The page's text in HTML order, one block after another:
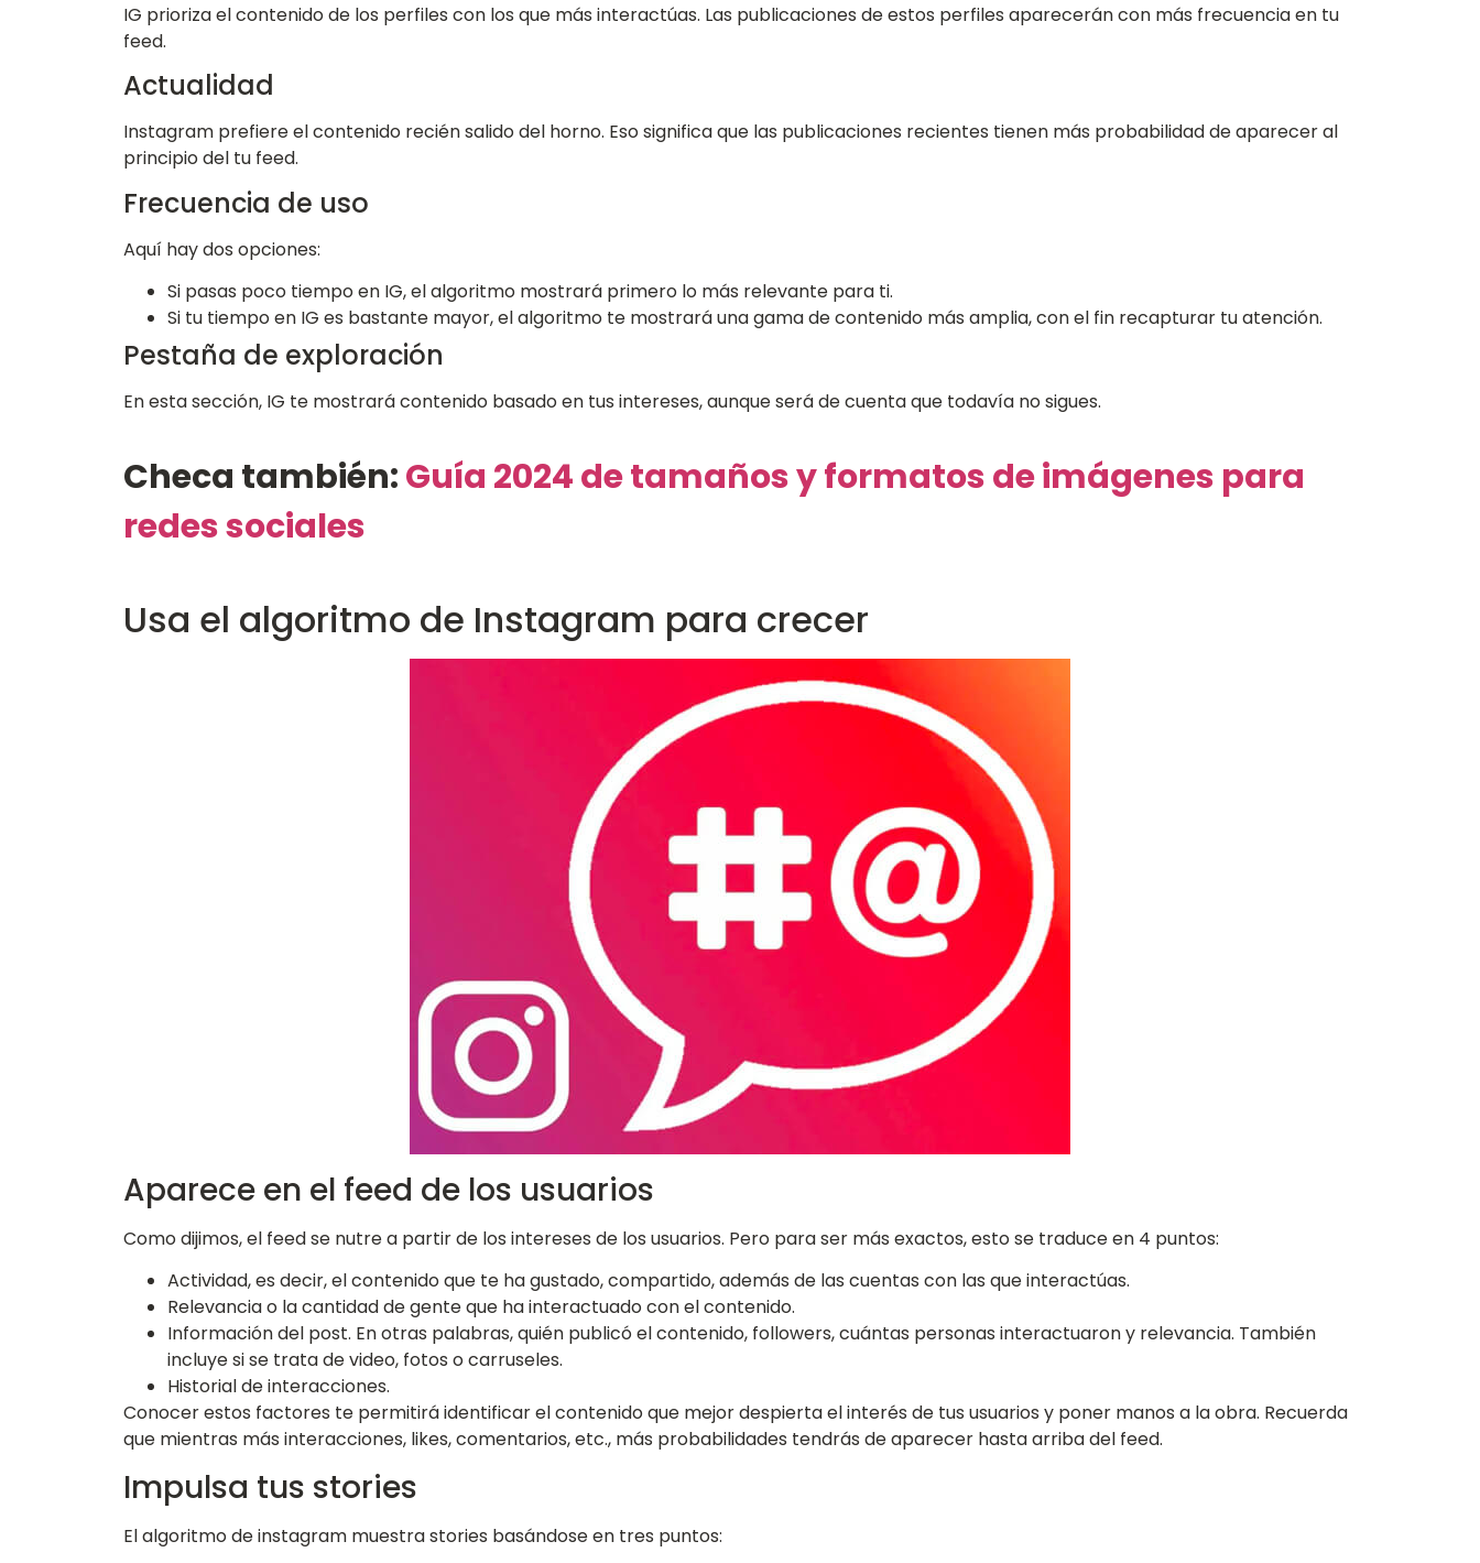
IG prioriza el contenido de los perfiles con los que más interactúas. Las publicaciones de estos perfiles aparecerán con más frecuencia en tu
feed.
Actualidad
Instagram prefiere el contenido recién salido del horno. Eso significa que las publicaciones recientes tienen más probabilidad de aparecer al
principio del tu feed.
Frecuencia de uso
Aquí hay dos opciones:
Si pasas poco tiempo en IG, el algoritmo mostrará primero lo más relevante para ti.
Si tu tiempo en IG es bastante mayor, el algoritmo te mostrará una gama de contenido más amplia, con el fin recapturar tu atención.
Pestaña de exploración
En esta sección, IG te mostrará contenido basado en tus intereses, aunque será de cuenta que todavía no sigues.
Checa también:Guía 2024 de tamaños y formatos de imágenes para
redes sociales
Usa el algoritmo de Instagram para crecer
Aparece en el feed de los usuarios
Como dijimos, el feed se nutre a partir de los intereses de los usuarios. Pero para ser más exactos, esto se traduce en 4 puntos:
Actividad, es decir, el contenido que te ha gustado, compartido, además de las cuentas con las que interactúas.
Relevancia o la cantidad de gente que ha interactuado con el contenido.
Información del post. En otras palabras, quién publicó el contenido, followers, cuántas personas interactuaron y relevancia. También
incluye si se trata de video, fotos o carruseles.
Historial de interacciones.
Conocer estos factores te permitirá identificar el contenido que mejor despierta el interés de tus usuarios y poner manos a la obra. Recuerda
que mientras más interacciones, likes, comentarios, etc., más probabilidades tendrás de aparecer hasta arriba del feed.
Impulsa tus stories
El algoritmo de instagram muestra stories basándose en tres puntos: